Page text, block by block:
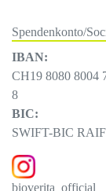
Spendenkonto/
IBAN:
CH19 8080 8004
8
BIC:
SWIFT-BIC
bioverita_official